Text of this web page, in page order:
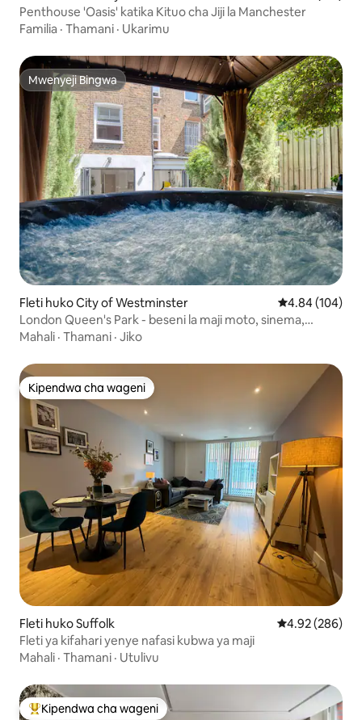
Penthouse 'Oasis' katika Kituo cha Jiji la Manchester
Familia · Thamani · Ukarimu
Mwenyeji Bingwa
Mwenyeji Bingwa
Fleti huko City of Westminster Ukadiriaji wa
4.84 (104)
London Queen's Park - beseni la maji moto, sinema,
michezo
Mahali · Thamani · Jiko
Kipendwa cha wageni
Kipendwa cha wageni
Fleti huko Suffolk Ukadiriaji wa
4.92 (286)
Fleti ya kifahari yenye nafasi kubwa ya maji
Mahali · Thamani · Utulivu
Kipendwa maarufu cha wageni
Kipendwa cha wageni